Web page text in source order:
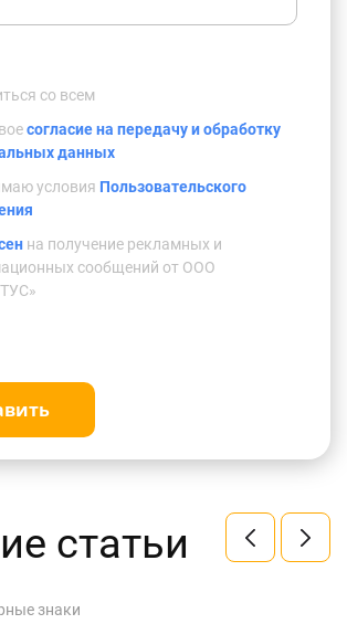
со всем
согласие на передачу и обработку
данных
условия Пользовательского
на получение рекламных и
сообщений от ООО
статьи
знаки